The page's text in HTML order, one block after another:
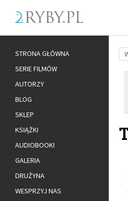
STRONA GŁÓWNA
SERIE FILMÓW
AUTORZY
BLOG
SKLEP
KSIĄŻKI
AUDIOBOOKI
GALERIA
DRUŻYNA
WESPRZYJ NAS